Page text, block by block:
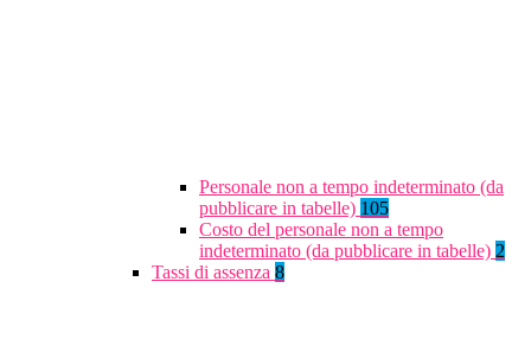
Personale non a tempo indeterminato (da
pubblicare in tabelle) 105
Costo del personale non a tempo
indeterminato (da pubblicare in tabelle) 2
Tassi di assenza 8